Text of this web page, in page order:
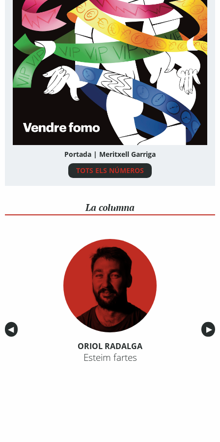
Portada | Meritxell Garriga
TOTS ELS NÚMEROS
La columna
Anterior
◀︎ ▶︎
ORIOL RADALGA
Esteim fartes